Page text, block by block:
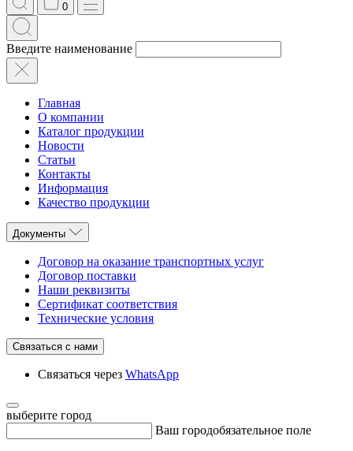
0
Введите наименование
Главная
О компании
Каталог продукции
Новости
Статьи
Контакты
Информация
Качество продукции
Документы
Договор на оказание транспортных услуг
Договор поставки
Наши реквизиты
Сертификат соответствия
Технические условия
Связаться с нами
Связаться через WhatsApp
выберите город
Ваш городобязательное поле